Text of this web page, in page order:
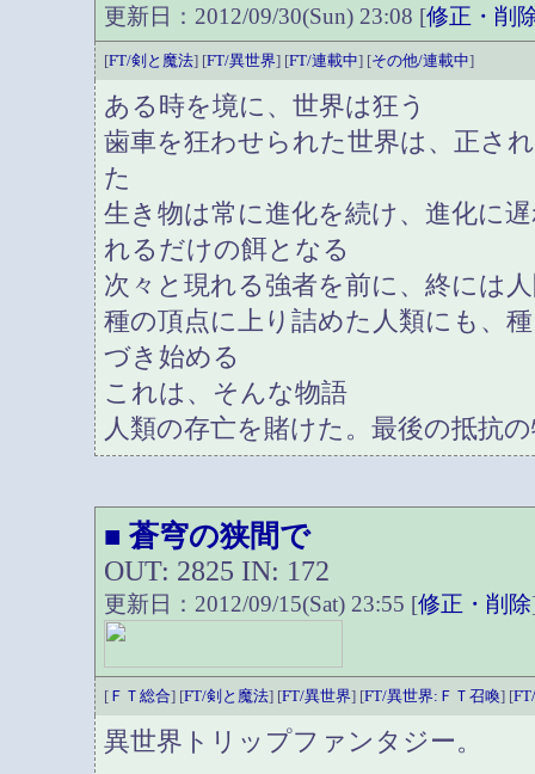
更新日：2012/09/30(Sun) 23:08 [修正・削
[FT/剣と魔法] [FT/異世界] [FT/連載中] [その他/連載中]
ある時を境に、世界は狂う
歯車を狂わせられた世界は、正さ
た
生き物は常に進化を続け、進化に
れるだけの餌となる
次々と現れる強者を前に、終には
種の頂点に上り詰めた人類にも、
づき始める
これは、そんな物語
人類の存亡を賭けた。最後の抵抗
■ 蒼穹の狭間で
OUT: 2825 IN: 172
更新日：2012/09/15(Sat) 23:55 [修正・削除
[ ＦＴ総合] [FT/剣と魔法] [FT/異世界] [FT/異世界:ＦＴ召喚] [
異世界トリップファンタジー。